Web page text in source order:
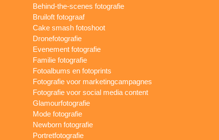
Behind-the-scenes fotografie
Bruiloft fotograaf
Cake smash fotoshoot
Dronefotografie
Evenement fotografie
Familie fotografie
Fotoalbums en fotoprints
Fotografie voor marketingcampagnes
Fotografie voor social media content
Glamourfotografie
Mode fotografie
Newborn fotografie
Portretfotografie